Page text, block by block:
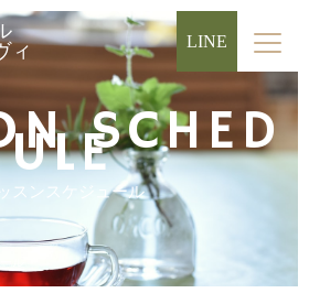
ィ
LINE
SCHED
ULE
ッスンスケジュール
ル